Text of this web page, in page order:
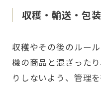
収穫・輸送・包
収穫やその後のルー
機の商品と混ざった
りしないよう、管理